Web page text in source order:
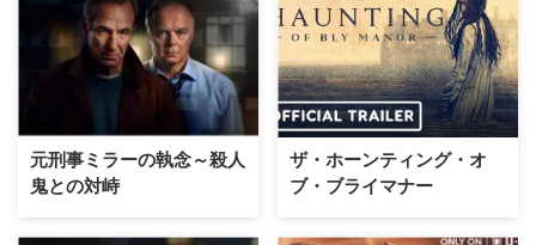
元刑事ミラーの執念～殺人
鬼との対峙
ザ・ホーンティング・オ
ブ・ブライマナー